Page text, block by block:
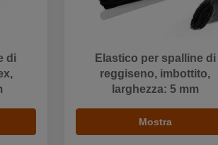
di
Elastico per spalline di
reggiseno, imbottito,
larghezza: 5 mm
Mostra